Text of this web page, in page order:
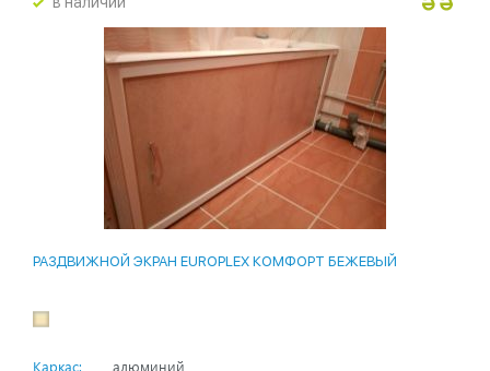
РАЗДВИЖНОЙ ЭКРАН EUROPLEX КОМФОРТ БЕЖЕВЫЙ
Каркас:
алюминий